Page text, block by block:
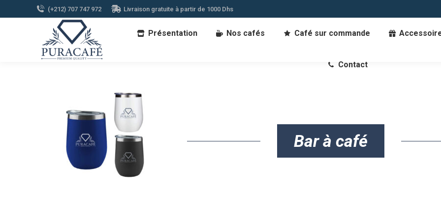
(+212) 707 747 972 Livraison gratuite à partir de 1000 Dhs
Présentation Nos cafés Café sur commande
Contact
Bar à café